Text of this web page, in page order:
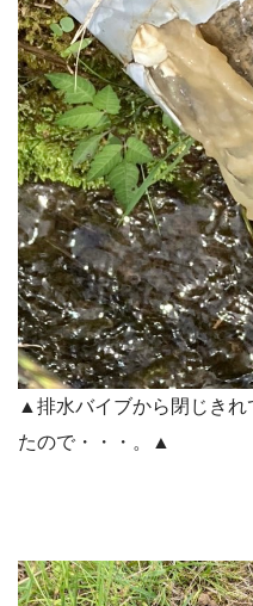
▲排水バイブから閉じきれ
たので・・・。▲